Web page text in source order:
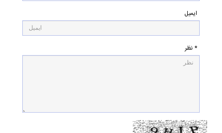
ایمیل
* نظر